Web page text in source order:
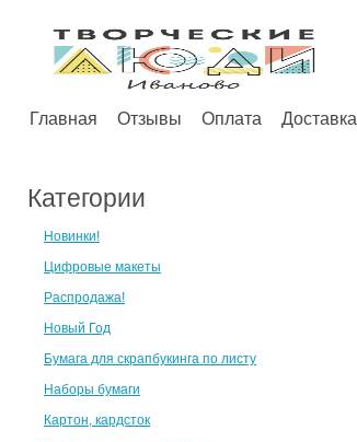
Главная Отзывы Оплата Доставка
Категории
Новинки!
Цифровые макеты
Распродажа!
Новый Год
Бумага для скрапбукинга по листу
Наборы бумаги
Картон, кардсток